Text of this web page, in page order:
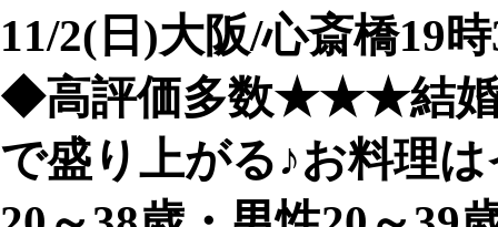
11/2(日)大阪/心斎橋19
◆高評価多数★★★結婚
で盛り上がる♪お料理